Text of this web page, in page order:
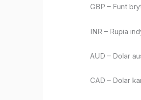
GBP – Funt
INR – Rupia
AUD – Dolar
CAD – Dolar